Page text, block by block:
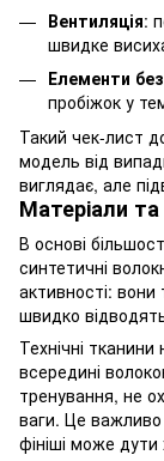
Вентиляція:
швидке
Елементи
пробіжок у
Такий чек-лист
модель від
виглядає, але
Матеріали та
В основі
синтетичні
активності: вони
швидко
Технічні
всередині
тренування, не
ваги. Це важливо
фініші може дути